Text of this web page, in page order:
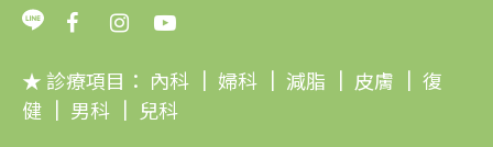
★ 診療項目： 內科 ｜ 婦科 ｜ 減脂 ｜ 皮膚 ｜ 復
健 ｜ 男科 ｜ 兒科